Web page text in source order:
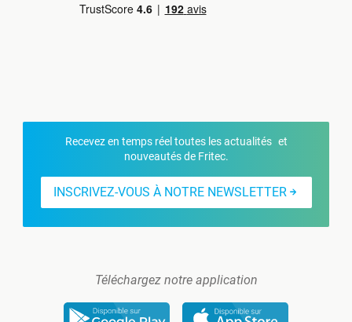
Recevez en temps réel toutes les actualités et
nouveautés de Fritec.
INSCRIVEZ-VOUS À NOTRE NEWSLETTER
Téléchargez notre application